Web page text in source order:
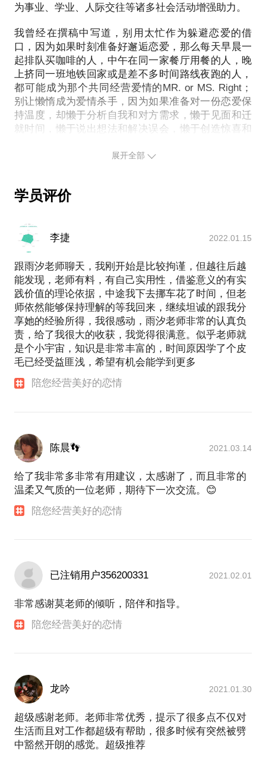
其实，爱情也需要经营和设计。这个女生朋友，她渴
望恋爱，却因曾受到伤害，而不愿轻易对别人敞开心
扉。男生朋友，虽然一直默默喜欢，却又不知如何才
能被接受。这个女生是内心纠结的天蝎座，惯于自我
保护，还有对掌握一定主动权的渴望。所以我为男生
设计了一条温情又浪漫的短信，既展示男生对女生的
贴心，也恰到好处地让女生感觉到自己在这段关系中
有选择的主动权。
基本的了解、认知以及彼此的信任关系；
建立基本信任，并开始了解具体情况和恋爱瓶颈；
一起着手问题的梳理和分析；
最后，结合我们对分析结果的共识，为学员提供可执
行的解决方案，完成一次对爱情味道的琢磨过程。
本人不认可一对多的恋爱课程或训练营，坚持认为感
情是私人且个性化的事情；不接受电话、微信或远程
视频等缺乏温度的经验分析方式，坚持认为只有面对
面的立体了解，才有可能做出客观准确的分析，从而
为有温度的爱情保驾护航。本人不做理论套路和概括
式方法指导，坚持认为每个学员都应该得到属于他可
实现范畴的定制化感情优化方案。
认知失调等深层次问题。所以，爱情需要经营和设
计，以期更好地规避社交瓶颈，表达爱情追求表象下
的动机、情感甚至需求。我的专长，就是陪您料理一
段有味道有温度的恋爱。
【在行郑重提示】：此话题内容仅为该行家在心理领
进行就诊。本话题内容及行家观点不代表平台观点，
为事业、学业、人际交往等诸多社会活动增强助力。
我曾经在撰稿中写道，别用太忙作为躲避恋爱的借
口，因为如果时刻准备好邂逅恋爱，那么每天早晨一
起排队买咖啡的人，中午在同一家餐厅用餐的人，晚
上挤同一班地铁回家或是差不多时间路线夜跑的人，
都可能成为那个共同经营爱情的MR. or MS. Right；
别让懒惰成为爱情杀手，因为如果准备对一份恋爱保
持温度，却懒于分析自我和对方需求，懒于见面和迁
就时间，懒于说出想法和解决误会，懒于创造惊喜和
部分经验来自于从小学开始积累的恋爱经历，男朋友
年计。那时父母对我的要求很高，在他们面前，只能
表现‘我行’的一面，所以爱情对我来说就像避风港与加
油站，脆弱的情感和平等交流的期望，都被寄放在“男
朋友”这一重要社交角色身上。
他山之石，可以攻玉。高效的学习与工作，长期的职
业习惯，从不松懈的理论学习与方法总结，跨学科的
钻研与比较研究，使我的感情的处理经验与思考维度
具备鲜明特色。所以，不仅被已经见过的学员持续肯
定评价，也完成了不错的红娘业绩——已经结婚的一
共7对，正在恋爱的还有6对。
生活的细节里充满恋爱素材与情趣，我们需要发现的
展开全部
学员评价
李捷 2022.01.15
跟雨汐老师聊天，我刚开始是比较拘谨，但越往后越
能发现，老师有料，有自己实用性，借鉴意义的有实
践价值的理论依据，中途我下去挪车花了时间，但老
师依然能够保持理解的等我回来，继续坦诚的跟我分
享她的经验所得，我很感动，雨汐老师非常的认真负
责，给了我很大的收获，我觉得很满意。似乎老师就
是个小宇宙，知识是非常丰富的，时间原因学了个皮
毛已经受益匪浅，希望有机会能学到更多
陪您经营美好的恋情
陈晨👣 2021.03.14
给了我非常多非常有用建议，太感谢了，而且非常的
温柔又气质的一位老师，期待下一次交流。😊
陪您经营美好的恋情
已注销用户356200331 2021.02.01
非常感谢莫老师的倾听，陪伴和指导。
陪您经营美好的恋情
龙吟 2021.01.30
超级感谢老师。老师非常优秀，提示了很多点不仅对
生活而且对工作都超级有帮助，很多时候有突然被劈
中豁然开朗的感觉。超级推荐